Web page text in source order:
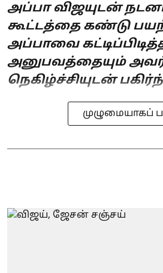
அப்பா விஜயுடன்
கூட்டத்தை கண்டு
அப்பாவை
அனுபவத்தையும்
நெகிழ்ச்சியுடன்
முழுமையாகப்